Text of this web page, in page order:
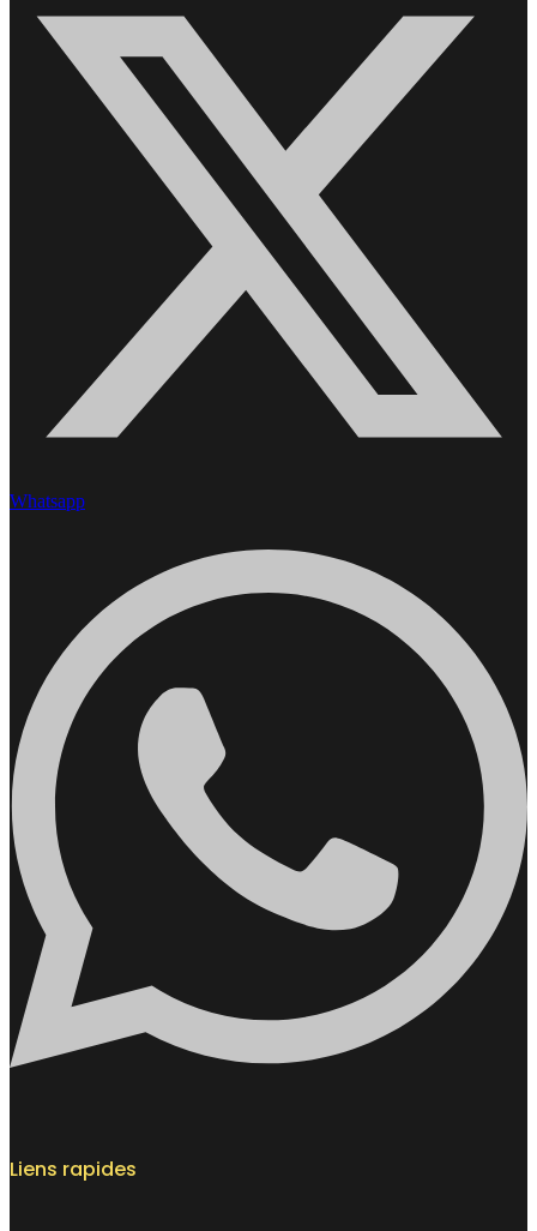
Whatsapp
Liens rapides